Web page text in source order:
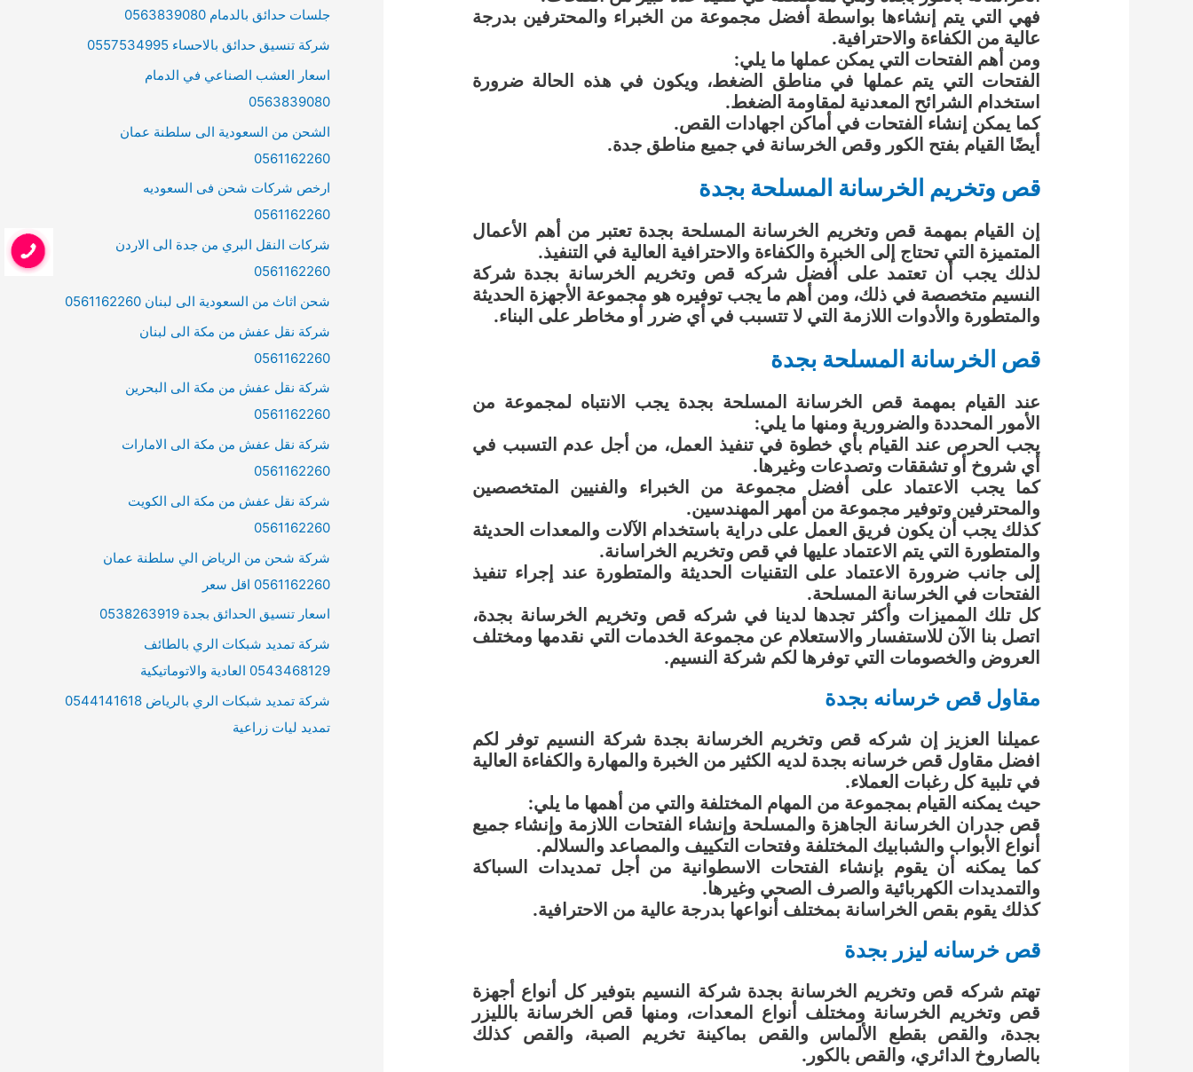
فهي التي يتم إنشاءها بواسطة أفضل مجموعة من الخبراء والمحترفين بدرجة
عالية من الكفاءة والاحترافية.
ومن أهم الفتحات التي يمكن عملها ما يلي:
الفتحات التي يتم عملها في مناطق الضغط، ويكون في هذه الحالة ضرورة
استخدام الشرائح المعدنية لمقاومة الضغط.
كما يمكن إنشاء الفتحات في أماكن اجهادات القص.
أيضًا القيام بفتح الكور وقص الخرسانة في جميع مناطق جدة.
قص وتخريم الخرسانة المسلحة بجدة
إن القيام بمهمة قص وتخريم الخرسانة المسلحة بجدة تعتبر من أهم الأعمال
المتميزة التي تحتاج إلى الخبرة والكفاءة والاحترافية العالية في التنفيذ.
لذلك يجب أن تعتمد على أفضل شركه قص وتخريم الخرسانة بجدة شركة
النسيم متخصصة في ذلك، ومن أهم ما يجب توفيره هو مجموعة الأجهزة الحديثة
والمتطورة والأدوات اللازمة التي لا تتسبب في أي ضرر أو مخاطر على البناء.
قص الخرسانة المسلحة بجدة
عند القيام بمهمة قص الخرسانة المسلحة بجدة يجب الانتباه لمجموعة من
الأمور المحددة والضرورية ومنها ما يلي:
يجب الحرص عند القيام بأي خطوة في تنفيذ العمل، من أجل عدم التسبب في
أي شروخ أو تشققات وتصدعات وغيرها.
كما يجب الاعتماد على أفضل مجموعة من الخبراء والفنيين المتخصصين
والمحترفين وتوفير مجموعة من أمهر المهندسين.
كذلك يجب أن يكون فريق العمل على دراية باستخدام الآلات والمعدات الحديثة
والمتطورة التي يتم الاعتماد عليها في قص وتخريم الخراسانة.
إلى جانب ضرورة الاعتماد على التقنيات الحديثة والمتطورة عند إجراء تنفيذ
الفتحات في الخرسانة المسلحة.
كل تلك المميزات وأكثر تجدها لدينا في شركه قص وتخريم الخرسانة بجدة،
اتصل بنا الآن للاستفسار والاستعلام عن مجموعة الخدمات التي نقدمها ومختلف
العروض والخصومات التي توفرها لكم شركة النسيم.
مقاول قص خرسانه بجدة
عميلنا العزيز إن شركه قص وتخريم الخر سانة بجدة شركة النسيم توفر لكم
افضل مقاول قص خرسانه بجدة لديه الكثير من الخبرة والمهارة والكفاءة العالية
في تلبية كل رغبات العملاء.
حيث يمكنه القيام بمجموعة من المهام المختلفة والتي من أهمها ما يلي:
قص جدران الخرسانة الجاهزة والمسلحة وإنشاء الفتحات اللازمة وإنشاء جميع
أنواع الأبواب والشبابيك المختلفة وفتحات التكييف والمصاعد والسلالم.
كما يمكنه أن يقوم بإنشاء الفتحات الاسطوانية من أجل تمديدات السباكة
والتمديدات الكهربائية والصرف الصحي وغيرها.
كذلك يقوم بقص الخراسانة بمختلف أنواعها بدرجة عالية من الاحترافية.
قص خرسانه ليزر بجدة
تهتم شركه قص وتخريم الخرسانة بجدة شركة النسيم بتوفير كل أنواع أجهزة
قص وتخريم الخرسانة ومختلف أنواع المعدات، ومنها قص الخرسانة بالليزر
بجدة، والقص بقطع الألماس والقص بماكينة تخريم الصبة، والقص كذلك
بالصاروخ الدائري، والقص بالكور.
جلسات حدائق بالدمام 0563839080
شركة تنسيق حدائق بالاحساء 0557534995
اسعار العشب الصناعي في الدمام
0563839080
الشحن من السعودية الى سلطنة عمان
0561162260
ارخص شركات شحن فى السعوديه
0561162260
شركات النقل البري من جدة الى الاردن
0561162260
شحن اثاث من السعودية الى لبنان 0561162260
شركة نقل عفش من مكة الى لبنان
0561162260
شركة نقل عفش من مكة الى البحرين
0561162260
شركة نقل عفش من مكة الى الامارات
0561162260
شركة نقل عفش من مكة الى الكويت
0561162260
شركة شحن من الرياض الي سلطنة عمان
0561162260 اقل سعر
اسعار تنسيق الحدائق بجدة 0538263919
شركة تمديد شبكات الري بالطائف
0543468129 العادية والاتوماتيكية
شركة تمديد شبكات الري بالرياض 0544141618
تمديد ليات زراعية